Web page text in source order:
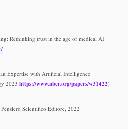
Rethinking trust in the age of medical AI
Expertise with Artificial Intelligence
2023 https://www.nber.org/papers/w31422)
Scientifico Editore, 2022